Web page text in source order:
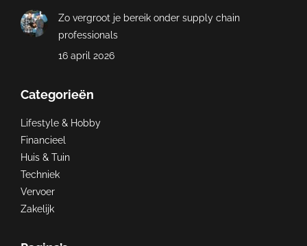
Zo vergroot je bereik onder supply chain
professionals
16 april 2026
Categorieën
Lifestyle & Hobby
Financieel
Huis & Tuin
Techniek
Vervoer
Zakelijk